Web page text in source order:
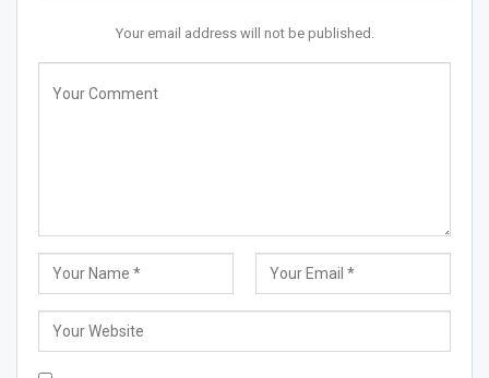
Your email address will not be published.